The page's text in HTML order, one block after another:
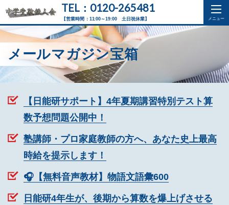
【営業時間：11:00～19:00 土日祝休業】
TEL：0120-265481
メールマガジン宝箱
【日能研サポート】4年夏期講習特別テスト算
数予想問題公開中！
塾講師・プロ家庭教師の方へ、あなた史上最高
時給を提示します！
🎧【無料音声教材】物語文語彙600
日能研4年生が、後期から算数を爆上げさせる